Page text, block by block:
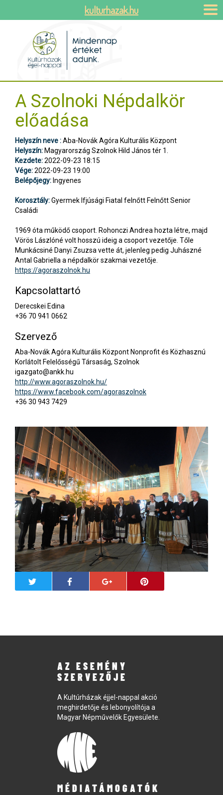
A Szolnoki Népdalkör
előadása
Helyszín neve :Aba-Novák Agóra Kulturális Központ
Helyszín: Magyarország Szolnok Hild János tér 1.
Kezdete:2022-09-23 18:15
Vége:2022-09-23 19:00
Belépőjegy: Ingyenes
Korosztály:Gyermek Ifjúsági Fiatal felnőtt Felnőtt Senior
Családi
1969 óta működő csoport. Rohonczi Andrea hozta létre, majd
Vörös Lászlóné volt hosszú ideig a csoport vezetője. Tőle
Munkácsiné Danyi Zsuzsa vette át, jelenleg pedig Juhászné
Antal Gabriella a népdalkör szakmai vezetője.
https://agoraszolnok.hu
Kapcsolattartó
Derecskei Edina
+36 70 941 0662
Szervező
Aba-Novák Agóra Kulturális Központ Nonprofit és Közhasznú
Korlátolt Felelősségű Társaság, Szolnok
igazgato@ankk.hu
http://www.agoraszolnok.hu/
https://www.facebook.com/agoraszolnok
+36 30 943 7429
AZ ESEMÉNY
SZERVEZŐJE
A Kultúrházak éjjel-nappal akció
meghirdetője és lebonyolítója a
Magyar Népművelők Egyesülete.
MÉDIATÁMOGATÓK
kulturhazak.hu